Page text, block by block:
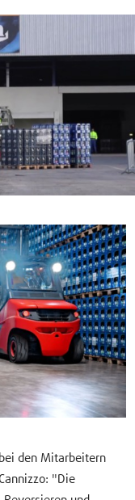
den Mitarbeitern
"Die